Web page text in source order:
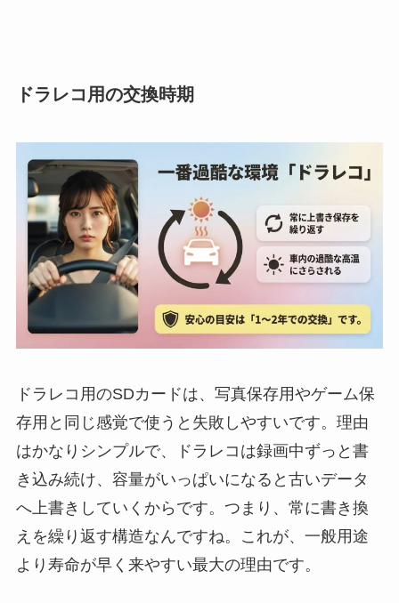
ドラレコ用の交換時期
ドラレコ用のSDカードは、写真保存用やゲーム保
存用と同じ感覚で使うと失敗しやすいです。理由
はかなりシンプルで、ドラレコは録画中ずっと書
き込み続け、容量がいっぱいになると古いデータ
へ上書きしていくからです。つまり、常に書き換
えを繰り返す構造なんですね。これが、一般用途
より寿命が早く来やすい最大の理由です。